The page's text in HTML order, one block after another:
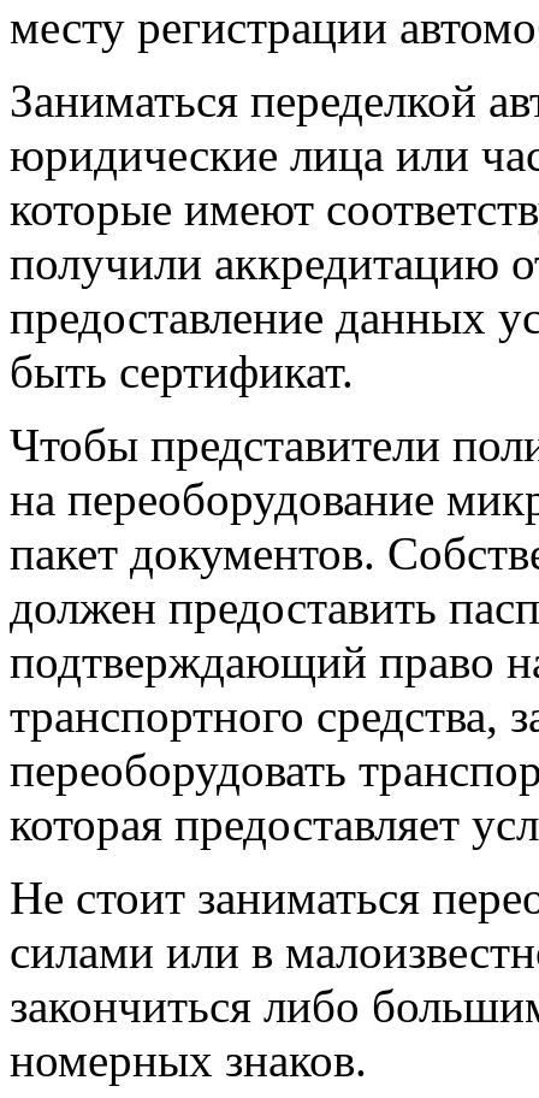
месту регистрации
Заниматься переделкой
юридические лица или
которые имеют
получили аккредитацию
предоставление данных
быть сертификат.
Чтобы представители
на переоборудование
пакет документов.
должен предоставить
подтверждающий право
транспортного средства,
переоборудовать
которая предоставляет
Не стоит заниматься
силами или в
закончиться либо
номерных знаков.